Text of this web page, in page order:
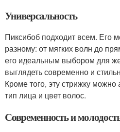
Универсальность
Пиксибоб подходит всем. Его
разному: от мягких волн до
его идеальным выбором для
выглядеть современно и
Кроме того, эту стрижку
тип лица и цвет волос.
Современность и